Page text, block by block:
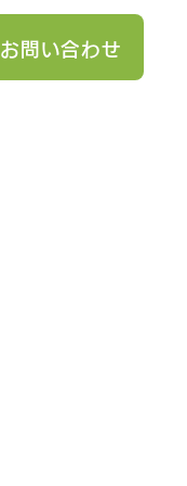
お問い合わせ